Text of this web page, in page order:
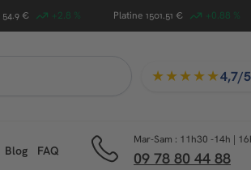
54.9 € +2.8 % Platine 1501.51 € +0.88 %
★★★★★4,7/5
Blog FAQ
Mar-Sam : 11h30 -14h |
09 78 80 44 88